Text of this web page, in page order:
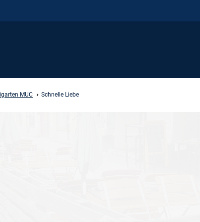
MUC Schnelle Liebe